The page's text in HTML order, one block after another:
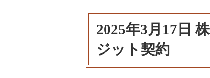
2025年3月17日
ジット契約